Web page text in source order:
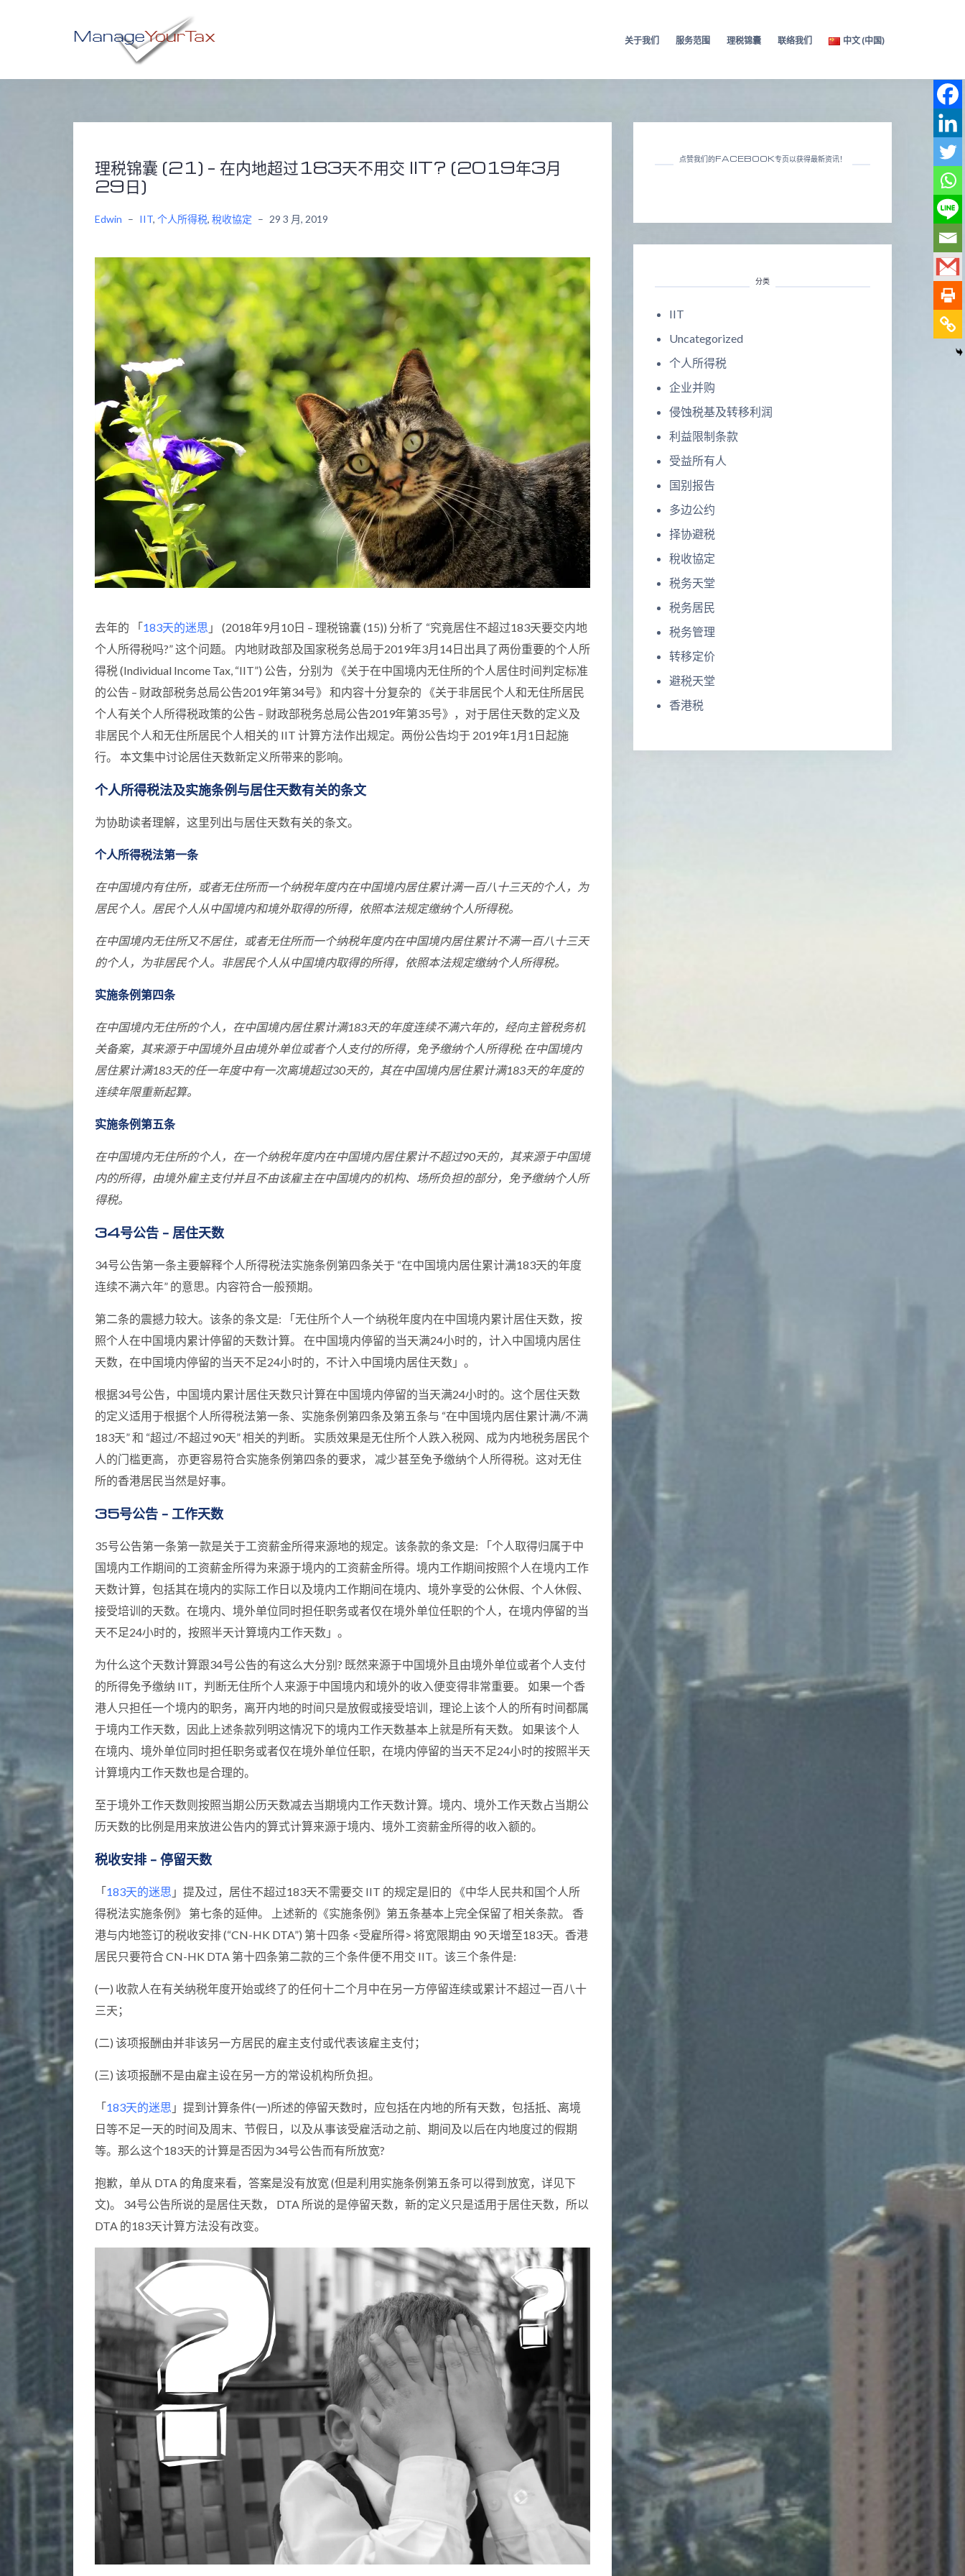
关于我们 服务范围 理税锦囊 联络我们 中文 (中国)
理税锦囊 (21) – 在内地超过183天不用交 IIT? (2019年3月
29日)
Edwin – IIT, 个人所得税, 稅收協定 – 29 3 月, 2019
去年的 「183天的迷思 」 (2018年9月10日 – 理税锦囊 (15)) 分析了 “究竟居住不超过183天要交内地
个人所得税吗?” 这个问题。 内地财政部及国家税务总局于2019年3月14日出具了两份重要的个人所
得税 (Individual Income Tax, “IIT”) 公告，分别为 《关于在中国境内无住所的个人居住时间判定标准
的公告 – 财政部税务总局公告2019年第34号》 和内容十分复杂的 《关于非居民个人和无住所居民
个人有关个人所得税政策的公告 – 财政部税务总局公告2019年第35号》，对于居住天数的定义及
非居民个人和无住所居民个人相关的 IIT 计算方法作出规定。两份公告均于 2019年1月1日起施
行。 本文集中讨论居住天数新定义所带来的影响。
个人所得税法及实施条例与居住天数有关的条文
为协助读者理解，这里列出与居住天数有关的条文。
个人所得税法第一条
在中国境内有住所，或者无住所而一个纳税年度内在中国境内居住累计满一百八十三天的个人，为
居民个人。居民个人从中国境内和境外取得的所得，依照本法规定缴纳个人所得税。
在中国境内无住所又不居住，或者无住所而一个纳税年度内在中国境内居住累计不满一百八十三天
的个人，为非居民个人。非居民个人从中国境内取得的所得，依照本法规定缴纳个人所得税。
实施条例第四条
在中国境内无住所的个人，在中国境内居住累计满183天的年度连续不满六年的，经向主管税务机
关备案，其来源于中国境外且由境外单位或者个人支付的所得，免予缴纳个人所得税; 在中国境内
居住累计满183天的任一年度中有一次离境超过30天的，其在中国境内居住累计满183天的年度的
连续年限重新起算。
实施条例第五条
在中国境内无住所的个人，在一个纳税年度内在中国境内居住累计不超过90天的，其来源于中国境
内的所得，由境外雇主支付并且不由该雇主在中国境内的机构、场所负担的部分，免予缴纳个人所
得税。
34号公告 – 居住天数
34号公告第一条主要解释个人所得税法实施条例第四条关于 “在中国境内居住累计满183天的年度
连续不满六年” 的意思。内容符合一般预期。
第二条的震撼力较大。该条的条文是: 「无住所个人一个纳税年度内在中国境内累计居住天数，按
照个人在中国境内累计停留的天数计算。 在中国境内停留的当天满24小时的，计入中国境内居住
天数，在中国境内停留的当天不足24小时的，不计入中国境内居住天数」。
根据34号公告，中国境内累计居住天数只计算在中国境内停留的当天满24小时的。这个居住天数
的定义适用于根据个人所得税法第一条、实施条例第四条及第五条与 “在中国境内居住累计满/不满
183天” 和 “超过/不超过90天” 相关的判断。 实质效果是无住所个人跌入税网、成为内地税务居民个
人的门槛更高， 亦更容易符合实施条例第四条的要求， 减少甚至免予缴纳个人所得税。这对无住
所的香港居民当然是好事。
35号公告 – 工作天数
35号公告第一条第一款是关于工资薪金所得来源地的规定。该条款的条文是: 「个人取得归属于中
国境内工作期间的工资薪金所得为来源于境内的工资薪金所得。境内工作期间按照个人在境内工作
天数计算，包括其在境内的实际工作日以及境内工作期间在境内、境外享受的公休假、个人休假、
接受培训的天数。在境内、境外单位同时担任职务或者仅在境外单位任职的个人，在境内停留的当
天不足24小时的，按照半天计算境内工作天数」。
为什么这个天数计算跟34号公告的有这么大分别? 既然来源于中国境外且由境外单位或者个人支付
的所得免予缴纳 IIT，判断无住所个人来源于中国境内和境外的收入便变得非常重要。 如果一个香
港人只担任一个境内的职务，离开内地的时间只是放假或接受培训，理论上该个人的所有时间都属
于境内工作天数，因此上述条款列明这情况下的境内工作天数基本上就是所有天数。 如果该个人
在境内、境外单位同时担任职务或者仅在境外单位任职，在境内停留的当天不足24小时的按照半天
计算境内工作天数也是合理的。
至于境外工作天数则按照当期公历天数减去当期境内工作天数计算。境内、境外工作天数占当期公
历天数的比例是用来放进公告内的算式计算来源于境内、境外工资薪金所得的收入额的。
税收安排 – 停留天数
「183天的迷思 」提及过，居住不超过183天不需要交 IIT 的规定是旧的 《中华人民共和国个人所
得税法实施条例》 第七条的延伸。 上述新的《实施条例》第五条基本上完全保留了相关条款。 香
港与内地签订的税收安排 (“CN-HK DTA”) 第十四条 <受雇所得> 将宽限期由 90 天增至183天。香港
居民只要符合 CN-HK DTA 第十四条第二款的三个条件便不用交 IIT。该三个条件是:
(一) 收款人在有关纳税年度开始或终了的任何十二个月中在另一方停留连续或累计不超过一百八十
三天；
(二) 该项报酬由并非该另一方居民的雇主支付或代表该雇主支付；
(三) 该项报酬不是由雇主设在另一方的常设机构所负担。
「183天的迷思 」提到计算条件(一)所述的停留天数时，应包括在内地的所有天数，包括抵、离境
日等不足一天的时间及周末、节假日，以及从事该受雇活动之前、期间及以后在内地度过的假期
等。那么这个183天的计算是否因为34号公告而有所放宽?
抱歉，单从 DTA 的角度来看，答案是没有放宽 (但是利用实施条例第五条可以得到放宽，详见下
文)。 34号公告所说的是居住天数， DTA 所说的是停留天数，新的定义只是适用于居住天数，所以
DTA 的183天计算方法没有改变。
点赞我们的FACEBOOK专页以获得最新资讯！
分类
IIT
Uncategorized
个人所得税
企业并购
侵蚀税基及转移利润
利益限制条款
受益所有人
国别报告
多边公约
择协避税
稅收協定
税务天堂
税务居民
税务管理
转移定价
避税天堂
香港税